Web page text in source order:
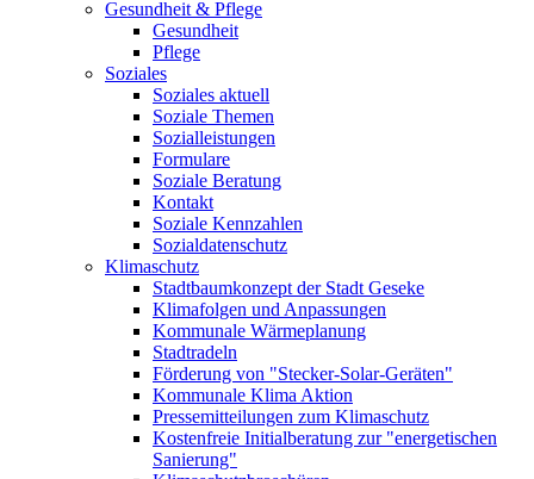
Gesundheit & Pflege
Gesundheit
Pflege
Soziales
Soziales aktuell
Soziale Themen
Sozialleistungen
Formulare
Soziale Beratung
Kontakt
Soziale Kennzahlen
Sozialdatenschutz
Klimaschutz
Stadtbaumkonzept der Stadt Geseke
Klimafolgen und Anpassungen
Kommunale Wärmeplanung
Stadtradeln
Förderung von "Stecker-Solar-Geräten"
Kommunale Klima Aktion
Pressemitteilungen zum Klimaschutz
Kostenfreie Initialberatung zur "energetischen
Sanierung"